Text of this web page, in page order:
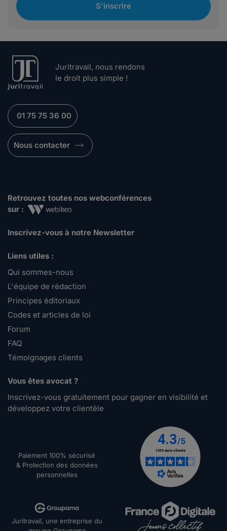
S'inscrire
Juritravail, nous rendons
le droit plus simple !
01 75 75 36 00
Nous contacter
Retrouvez toutes nos webconférences
sur :
Inscrivez-vous à notre Newsletter
Liens utiles :
Qui sommes-nous
L'équipe de rédaction
Principes éditoriaux
Codes et articles de loi
Forum
FAQ
Témoignages clients
Vous êtes avocat ?
Inscrivez-vous gratuitement pour gagner en visibilité et
développez votre clientèle
Paiement 100% sécurisé
& Protection des données
personnelles
Juritravail, une entreprise du